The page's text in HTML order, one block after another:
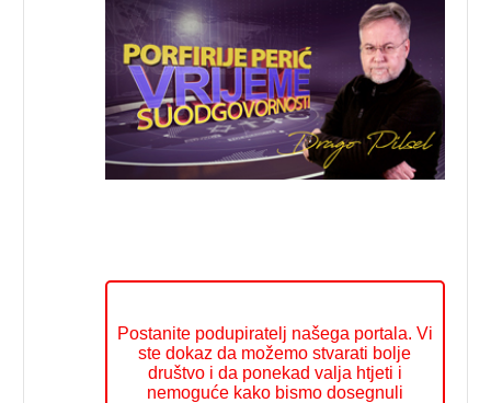
Postanite podupiratelj našega portala. Vi
ste dokaz da možemo stvarati bolje
društvo i da ponekad valja htjeti i
nemoguće kako bismo dosegnuli